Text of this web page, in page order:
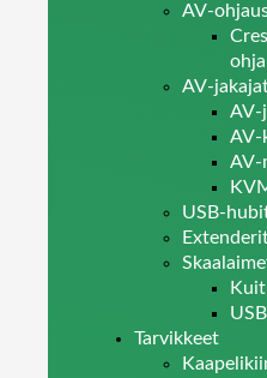
AV-
AV-
AV-
AV-
AV-
USB-
Tarvikkeet